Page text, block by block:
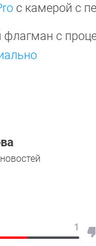
с камерой с
с
1